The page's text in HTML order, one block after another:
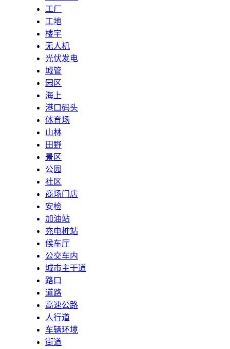
工厂
工地
楼宇
无人机
光伏发电
城管
园区
海上
港口码头
体育场
山林
田野
景区
公园
社区
商场门店
安检
加油站
充电桩站
候车厅
公交车内
城市主干道
路口
道路
高速公路
人行道
车辆环境
街道